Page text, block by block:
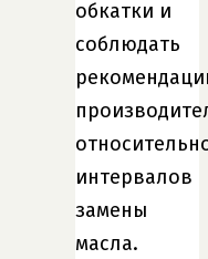
обкатки и
соблюдать
интервалов
замены
масла.